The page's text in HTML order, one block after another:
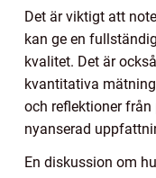
Det är viktigt att
kan ge en
kvalitet. Det är
kvantitativa
och reflektioner
nyanserad
En diskussion om